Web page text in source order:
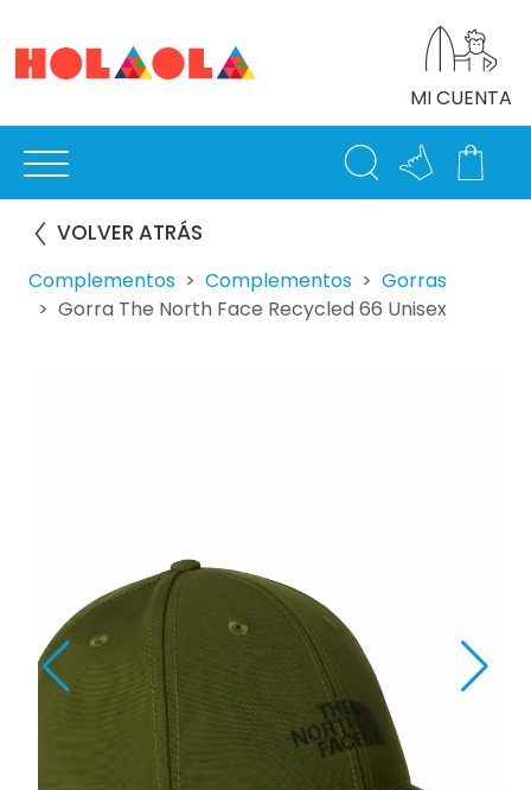
MI CUENTA
VOLVER ATRÁS
Complementos Complementos
Gorras
Gorra The North Face Recycled 66 Unisex